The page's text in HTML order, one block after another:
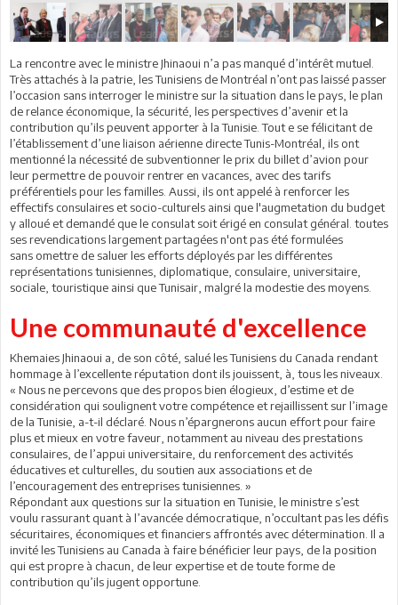
La rencontre avec le ministre Jhinaoui n’a pas manqué d’intérêt mutuel.
Très attachés à la patrie, les Tunisiens de Montréal n’ont pas laissé passer
l’occasion sans interroger le ministre sur la situation dans le pays, le plan
de relance économique, la sécurité, les perspectives d’avenir et la
contribution qu’ils peuvent apporter à la Tunisie. Tout e se félicitant de
l’établissement d’une liaison aérienne directe Tunis-Montréal, ils ont
mentionné la nécessité de subventionner le prix du billet d’avion pour
leur permettre de pouvoir rentrer en vacances, avec des tarifs
préférentiels pour les familles. Aussi, ils ont appelé à renforcer les
effectifs consulaires et socio-culturels ainsi que l'augmetation du budget
y alloué et demandé que le consulat soit érigé en consulat général. toutes
ses revendications largement partagées n'ont pas été formulées
sans omettre de saluer les efforts déployés par les différentes
représentations tunisiennes, diplomatique, consulaire, universitaire,
sociale, touristique ainsi que Tunisair, malgré la modestie des moyens.
Une communauté d'excellence
Khemaies Jhinaoui a, de son côté, salué les Tunisiens du Canada rendant
hommage à l’excellente réputation dont ils jouissent, à, tous les niveaux.
« Nous ne percevons que des propos bien élogieux, d’estime et de
considération qui soulignent votre compétence et rejaillissent sur l’image
de la Tunisie, a-t-il déclaré. Nous n’épargnerons aucun effort pour faire
plus et mieux en votre faveur, notamment au niveau des prestations
consulaires, de l’appui universitaire, du renforcement des activités
éducatives et culturelles, du soutien aux associations et de
l’encouragement des entreprises tunisiennes. »
Répondant aux questions sur la situation en Tunisie, le ministre s’est
voulu rassurant quant à l’avancée démocratique, n’occultant pas les défis
sécuritaires, économiques et financiers affrontés avec détermination. Il a
invité les Tunisiens au Canada à faire bénéficier leur pays, de la position
qui est propre à chacun, de leur expertise et de toute forme de
contribution qu’ils jugent opportune.